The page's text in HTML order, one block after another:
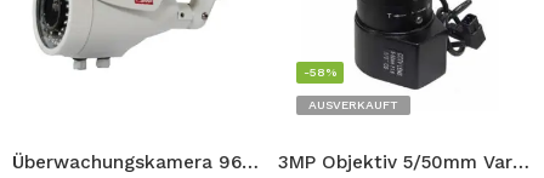
Überwachungskamera 960P AHD Kamera BAFF CCTV Bullet Außen Sicherheitskamera Varifocal Lens Metall Gehäuse 1.3MP Full HD 3MP Objektiv 5/50mm Vario Lens für Überwachungskamera Zoom 5-50 mm Linse für Kamera
-58%
AUSVERKAUFT